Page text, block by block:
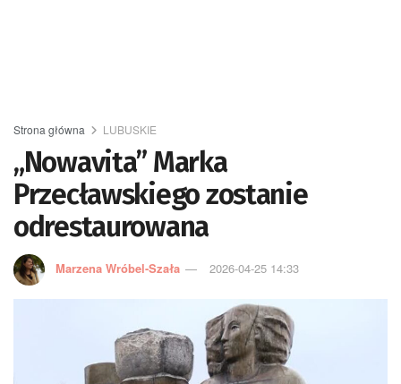
Strona główna LUBUSKIE
„Nowavita” Marka
Przecławskiego zostanie
odrestaurowana
Marzena Wróbel-Szała 2026-04-25 14:33